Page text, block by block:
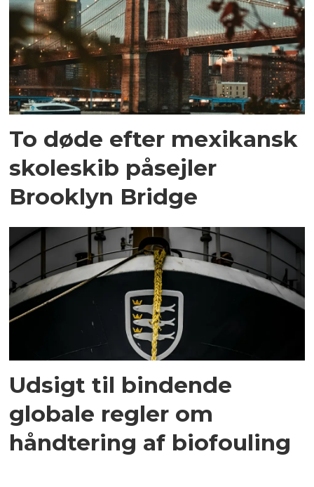
To døde efter mexikansk
skoleskib påsejler
Brooklyn Bridge
Udsigt til bindende
globale regler om
håndtering af biofouling